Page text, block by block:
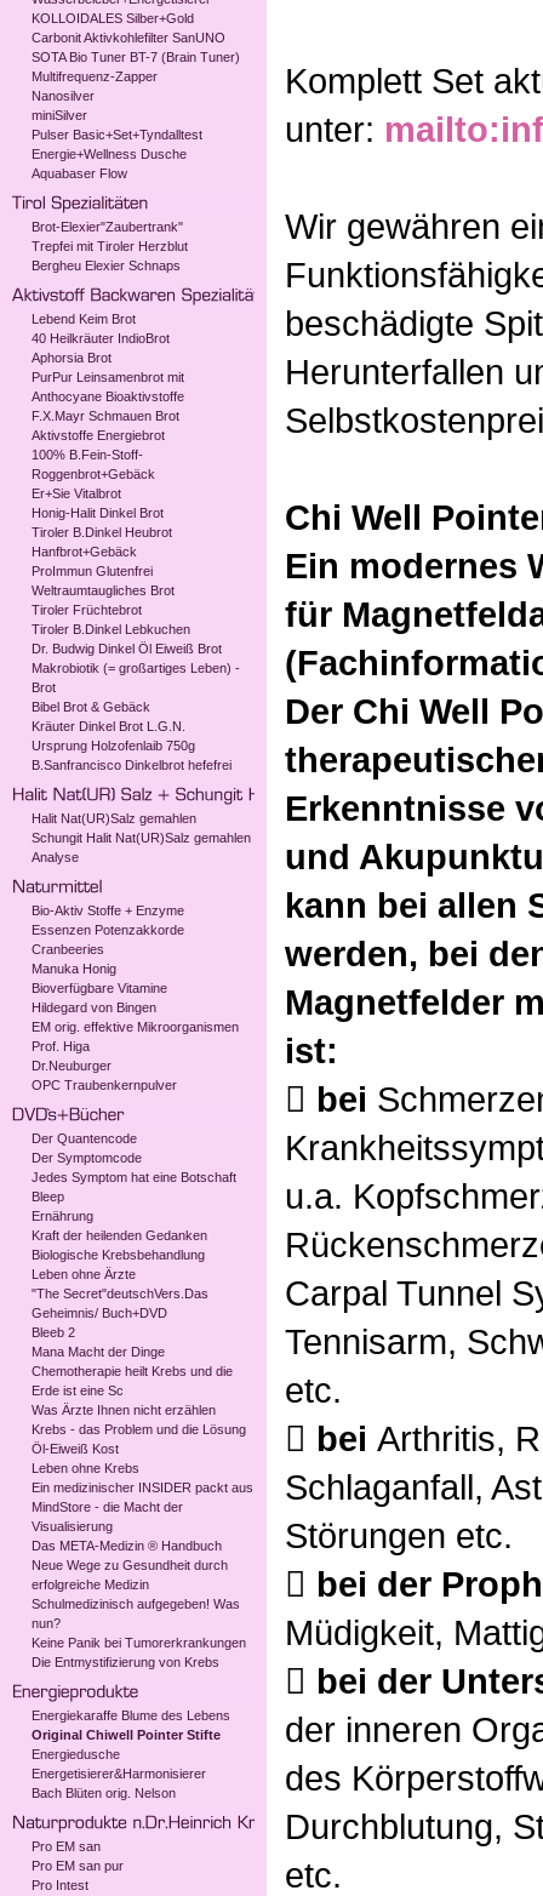
KOLLOIDALES Silber+Gold
Carbonit Aktivkohlefilter SanUNO
SOTA Bio Tuner BT-7 (Brain Tuner)
Multifrequenz-Zapper
Nanosilver
miniSilver
Pulser Basic+Set+Tyndalltest
Energie+Wellness Dusche
Aquabaser Flow
Brot-Elexier"Zaubertrank"
Trepfei mit Tiroler Herzblut
Bergheu Elexier Schnaps
Lebend Keim Brot
40 Heilkräuter IndioBrot
Aphorsia Brot
PurPur Leinsamenbrot mit
Anthocyane Bioaktivstoffe
F.X.Mayr Schmauen Brot
Aktivstoffe Energiebrot
100% B.Fein-Stoff-
Roggenbrot+Gebäck
Er+Sie Vitalbrot
Honig-Halit Dinkel Brot
Tiroler B.Dinkel Heubrot
Hanfbrot+Gebäck
ProImmun Glutenfrei
Weltraumtaugliches Brot
Tiroler Früchtebrot
Tiroler B.Dinkel Lebkuchen
Dr. Budwig Dinkel Öl Eiweiß Brot
Makrobiotik (= großartiges Leben) -
Brot
Bibel Brot & Gebäck
Kräuter Dinkel Brot L.G.N.
Ursprung Holzofenlaib 750g
B.Sanfrancisco Dinkelbrot hefefrei
Halit Nat(UR)Salz gemahlen
Schungit Halit Nat(UR)Salz gemahlen
Analyse
Bio-Aktiv Stoffe + Enzyme
Essenzen Potenzakkorde
Cranbeeries
Manuka Honig
Bioverfügbare Vitamine
Hildegard von Bingen
EM orig. effektive Mikroorganismen
Prof. Higa
Dr.Neuburger
OPC Traubenkernpulver
Der Quantencode
Der Symptomcode
Jedes Symptom hat eine Botschaft
Bleep
Ernährung
Kraft der heilenden Gedanken
Biologische Krebsbehandlung
Leben ohne Ärzte
"The Secret"deutschVers.Das
Geheimnis/ Buch+DVD
Bleeb 2
Mana Macht der Dinge
Chemotherapie heilt Krebs und die
Erde ist eine Sc
Was Ärzte Ihnen nicht erzählen
Krebs - das Problem und die Lösung
Öl-Eiweiß Kost
Leben ohne Krebs
Ein medizinischer INSIDER packt aus
MindStore - die Macht der
Visualisierung
Das META-Medizin ® Handbuch
Neue Wege zu Gesundheit durch
erfolgreiche Medizin
Schulmedizinisch aufgegeben! Was
nun?
Keine Panik bei Tumorerkrankungen
Die Entmystifizierung von Krebs
Energiekaraffe Blume des Lebens
Original Chiwell Pointer Stifte
Energiedusche
Energetisierer&Harmonisierer
Bach Blüten orig. Nelson
Pro EM san
Pro EM san pur
Pro Intest
Komplett Set
unter:
Wir gewähren
beschädigte
Herunterfallen
Chi Well
Ein modernes
für
Der Chi Well
Erkenntnisse
und
kann bei allen
werden, bei
Magnetfelder
ist:
 bei
u.a.
Carpal Tunnel
Tennisarm,
etc.
 bei Arthritis,
Schlaganfall,
Störungen etc.
 bei der
Müdigkeit,
 bei der
der inneren
des
Durchblutung,
etc.